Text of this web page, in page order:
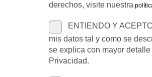
derechos, visite nuestra
ENTIENDO Y
mis datos tal y como se
se explica con mayor
Privacidad.